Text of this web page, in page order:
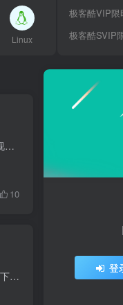
Linux
极客酷VIP限
极客酷SVIP
Adobe After Effects（简称AE）是一款专业的图形视频处理软件，数字影视特效合成软件，视频后期特效制作软件。主要用来创建动态图形和视觉特效，支持2D以及3D，是基于非线性编辑的软件，透过图...
10
抖音伴侣是一款Xposed框架模块，是抖音短视频插件辅助，拥有最基本的实现抖音自动播放下一个视频，也可以无水印下载视频，自动点赞，去原生广告和启动广告。 新版特色 v2.11适配抖音14.7.1版本 ...
登